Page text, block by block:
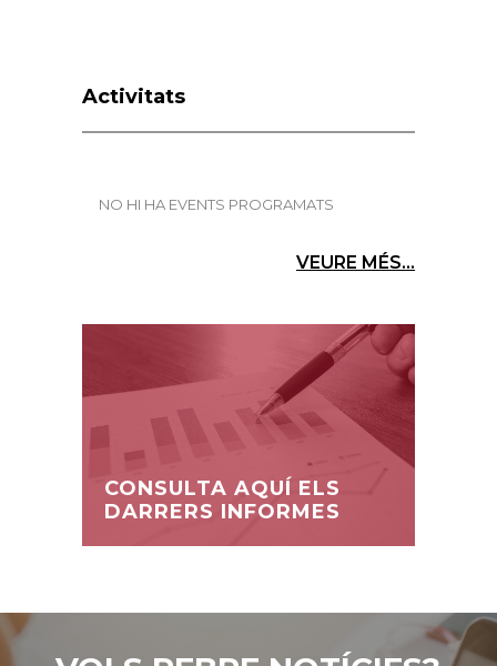
Activitats
NO HI HA EVENTS PROGRAMATS
VEURE MÉS...
CONSULTA AQUÍ ELS
DARRERS INFORMES